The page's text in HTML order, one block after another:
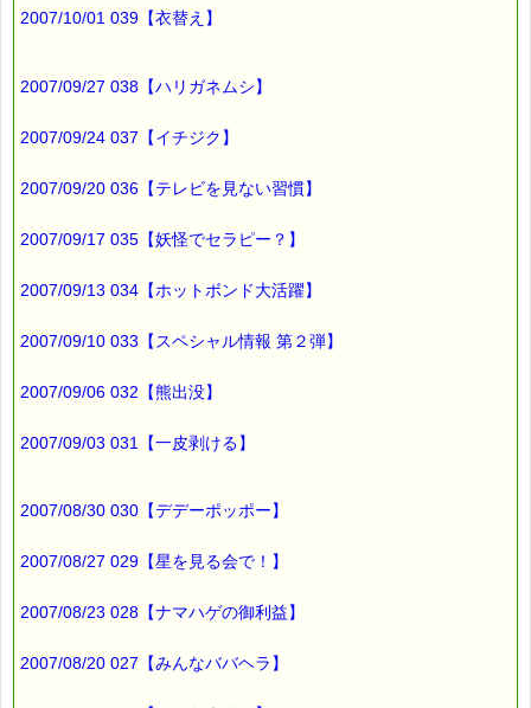
でも、
珍しいと思ったので、
ビデオカメラを取りに戻り
カマキリなどに寄生する
「ハリガネムシ」らしい
ということが分かりました。
他でも見たことがあると言ってましたので、
それほど珍しいものではないようですが・・・
https://pass-thyme.com/special/_data/038.html
世の中にはいろんな
不快な話題でしたね m(_ _)m
2007/10/01 039【衣替え】
2007/09/27 038【ハリガネムシ】
2007/09/24 037【イチジク】
2007/09/20 036【テレビを見ない習慣】
2007/09/17 035【妖怪でセラピー？】
2007/09/13 034【ホットボンド大活躍】
2007/09/10 033【スペシャル情報 第２弾】
2007/09/06 032【熊出没】
2007/09/03 031【一皮剥ける】
2007/08/30 030【デデーポッポー】
2007/08/27 029【星を見る会で！】
2007/08/23 028【ナマハゲの御利益】
2007/08/20 027【みんなババヘラ】